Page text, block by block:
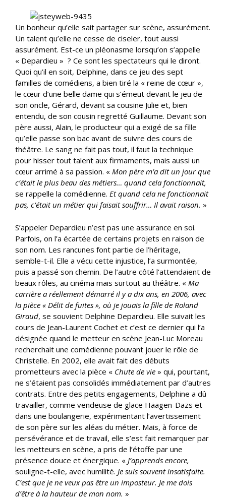
Un bonheur qu’elle sait partager sur scène, assurément.
Un talent qu’elle ne cesse de ciseler, tout aussi
assurément. Est-ce un pléonasme lorsqu’on s’appelle
« Depardieu » ? Ce sont les spectateurs qui le diront.
Quoi qu’il en soit, Delphine, dans ce jeu des sept
familles de comédiens, a bien tiré la « reine de cœur »,
le cœur d’une belle dame qui s’émeut devant le jeu de
son oncle, Gérard, devant sa cousine Julie et, bien
entendu, de son cousin regretté Guillaume. Devant son
père aussi, Alain, le producteur qui a exigé de sa fille
qu’elle passe son bac avant de suivre des cours de
théâtre. Le sang ne fait pas tout, il faut la technique
pour hisser tout talent aux firmaments, mais aussi un
cœur arrimé à sa passion. « Mon père m’a dit un jour que
c’était le plus beau des métiers… quand cela fonctionnait,
se rappelle la comédienne. Et quand cela ne fonctionnait
pas, c’était un métier qui faisait souffrir… Il avait raison. »
S’appeler Depardieu n’est pas une assurance en soi.
Parfois, on l’a écartée de certains projets en raison de
son nom. Les rancunes font partie de l’héritage,
semble-t-il. Elle a vécu cette injustice, l’a surmontée,
puis a passé son chemin. De l’autre côté l’attendaient de
beaux rôles, au cinéma mais surtout au théâtre. « Ma
carrière a réellement démarré il y a dix ans, en 2006, avec
la pièce « Délit de fuites », où je jouais la fille de Roland
Giraud, se souvient Delphine Depardieu. Elle suivait les
cours de Jean-Laurent Cochet et c’est ce dernier qui l’a
désignée quand le metteur en scène Jean-Luc Moreau
recherchait une comédienne pouvant jouer le rôle de
Christelle. En 2002, elle avait fait des débuts
prometteurs avec la pièce « Chute de vie » qui, pourtant,
ne s’étaient pas consolidés immédiatement par d’autres
contrats. Entre des petits engagements, Delphine a dû
travailler, comme vendeuse de glace Häagen-Dazs et
dans une boulangerie, expérimentant l’avertissement
de son père sur les aléas du métier. Mais, à force de
persévérance et de travail, elle s’est fait remarquer par
les metteurs en scène, a pris de l’étoffe par une
présence douce et énergique. « J’apprends encore,
souligne-t-elle, avec humilité. Je suis souvent insatisfaite.
C’est que je ne veux pas être un imposteur. Je me dois
d’être à la hauteur de mon nom. »